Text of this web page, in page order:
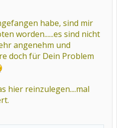
habe, sind mir
worden......es sind nicht
angenehm und
doch für Dein Problem
hier reinzulegen....mal